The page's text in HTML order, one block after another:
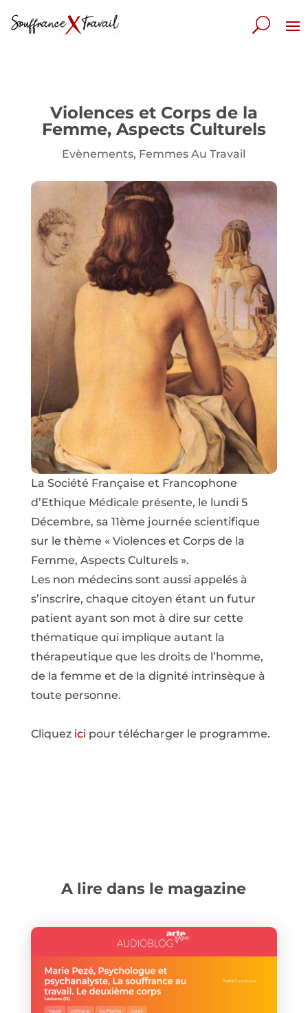
Violences et Corps de la
Femme, Aspects Culturels
Evènements, Femmes Au Travail
La Société Française et Francophone
d’Ethique Médicale présente, le lundi 5
Décembre, sa 11ème journée scientifique
sur le thème « Violences et Corps de la
Femme, Aspects Culturels ».
Les non médecins sont aussi appelés à
s’inscrire, chaque citoyen étant un futur
patient ayant son mot à dire sur cette
thématique qui implique autant la
thérapeutique que les droits de l’homme,
de la femme et de la dignité intrinsèque à
toute personne.
Cliquez icipour télécharger le programme.
A lire dans le magazine